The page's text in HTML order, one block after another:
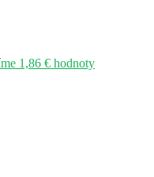
1,86 € hodnoty